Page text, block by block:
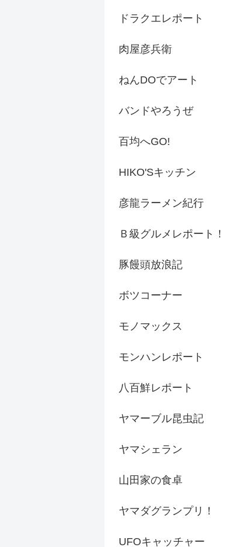
ドラクエレポート
肉屋彦兵衛
ねんDOでアート
バンドやろうぜ
百均へGO!
HIKO'Sキッチン
彦龍ラーメン紀行
Ｂ級グルメレポート！
豚饅頭放浪記
ボツコーナー
モノマックス
モンハンレポート
八百鮮レポート
ヤマーブル昆虫記
ヤマシェラン
山田家の食卓
ヤマダグランプリ！
UFOキャッチャー